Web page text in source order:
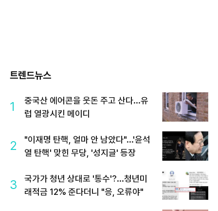
트렌드뉴스
1
중국산 에어콘을 웃돈 주고 산다...유
럽 열광시킨 메이디
2
"이재명 탄핵, 얼마 안 남았다"...'윤석
열 탄핵' 맞힌 무당, '성지글' 등장
3
국가가 청년 상대로 '통수'?...청년미
래적금 12% 준다더니 "응, 오류야"